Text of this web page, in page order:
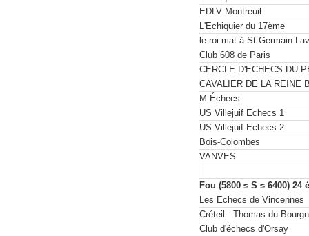
EDLV Montreuil
L'Echiquier du 17ème
le roi mat à St Germain
Club 608 de Paris
CERCLE D'ECHECS DU
CAVALIER DE LA REINE
M Échecs
US Villejuif Echecs 1
US Villejuif Echecs 2
Bois-Colombes
VANVES
Fou (5800 ≤ S ≤ 6400) 24
Les Echecs de Vincennes
Créteil - Thomas du
Club d'échecs d'Orsay